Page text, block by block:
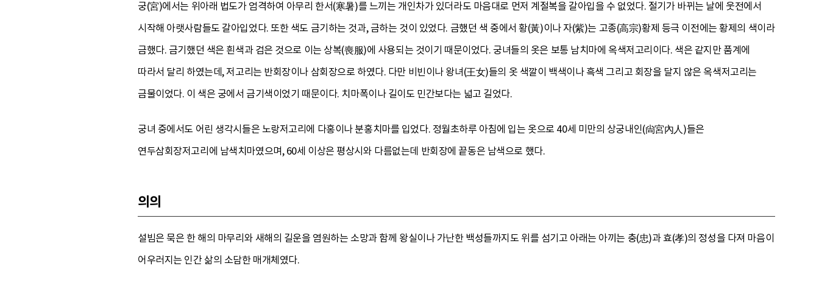
궁(宮)에서는 위아래 법도가 엄격하여 아무리 한서(寒暑)를 느끼는 개인차가 있더라도 마음대로 먼저 계절복을 갈아입을 수 없었다. 절기가 바뀌는 날에 웃전에서
시작해 아랫사람들도 갈아입었다. 또한 색도 금기하는 것과, 금하는 것이 있었다. 금했던 색 중에서 황(黃)이나 자(紫)는 고종(高宗)황제 등극 이전에는 황제의 색이라
금했다. 금기했던 색은 흰색과 검은 것으로 이는 상복(喪服)에 사용되는 것이기 때문이었다. 궁녀들의 옷은 보통 남치마에 옥색저고리이다. 색은 같지만 품계에
따라서 달리 하였는데, 저고리는 반회장이나 삼회장으로 하였다. 다만 비빈이나 왕녀(王女)들의 옷 색깔이 백색이나 흑색 그리고 회장을 달지 않은 옥색저고리는
금물이었다. 이 색은 궁에서 금기색이었기 때문이다. 치마폭이나 길이도 민간보다는 넓고 길었다.
궁녀 중에서도 어린 생각시들은 노랑저고리에 다홍이나 분홍치마를 입었다. 정월초하루 아침에 입는 옷으로 40세 미만의 상궁내인(尙宮內人)들은
연두삼회장저고리에 남색치마였으며, 60세 이상은 평상시와 다름없는데 반회장에 끝동은 남색으로 했다.
의의
설빔은 묵은 한 해의 마무리와 새해의 길운을 염원하는 소망과 함께 왕실이나 가난한 백성들까지도 위를 섬기고 아래는 아끼는 충(忠)과 효(孝)의 정성을 다져 마음이
어우러지는 인간 삶의 소담한 매개체였다.